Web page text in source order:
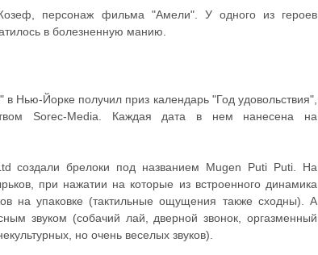
персонаж фильма "Амели". У одного из героев
в болезненную манию.
Нью-Йорке получил приз календарь "Год удовольствия",
Sorec-Media. Каждая дата в нем нанесена на
создали брелоки под названием Mugen Puti Puti. На
при нажатии на которые из встроенного динамика
на упаковке (тактильные ощущения также сходны). А
звуком (собачий лай, дверной звонок, оргазменный
но очень веселых звуков).